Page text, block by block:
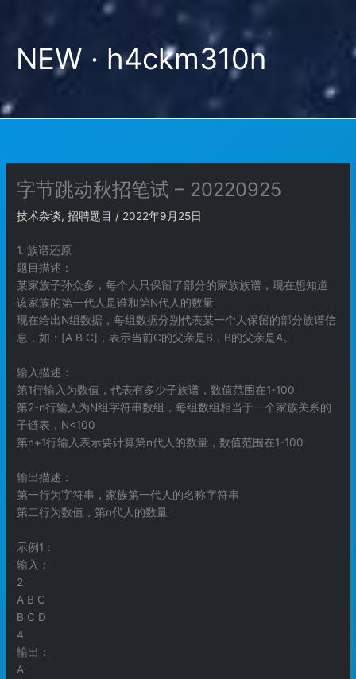
NEW · h4ckm310n
字节跳动秋招笔试 – 20220925
技术杂谈,招聘题目 / 2022年9月25日
1. 族谱还原
题目描述：
某家族子孙众多，每个人只保留了部分的家族族谱，现在想知道
该家族的第一代人是谁和第N代人的数量
现在给出N组数据，每组数据分别代表某一个人保留的部分族谱信
息，如：[A B C]，表示当前C的父亲是B，B的父亲是A。
输入描述：
第1行输入为数值，代表有多少子族谱，数值范围在1-100
第2-n行输入为N组字符串数组，每组数组相当于一个家族关系的
子链表，N<100
第n+1行输入表示要计算第n代人的数量，数值范围在1-100
输出描述：
第一行为字符串，家族第一代人的名称字符串
第二行为数值，第n代人的数量
示例1：
输入：
2
A B C
B C D
4
输出：
A